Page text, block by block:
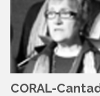
CORAL-